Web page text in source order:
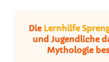
Die Lernhilfe
und Jugendliche
Mythologie